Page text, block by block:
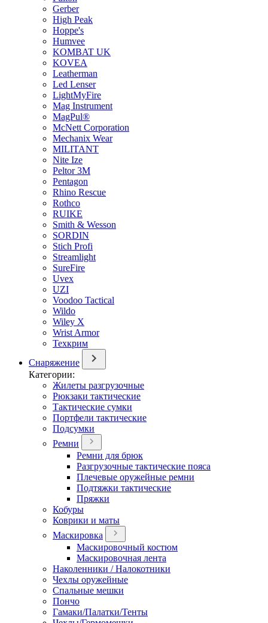
Gerber
High Peak
Hoppe's
Humvee
KOMBAT UK
KOVEA
Leatherman
Led Lenser
LightMyFire
Mag Instrument
MagPul®
McNett Corporation
Mechanix Wear
MILITANT
Nite Ize
Peltor 3M
Pentagon
Rhino Rescue
Rothco
RUIKE
Smith & Wesson
SORDIN
Stich Profi
Streamlight
SureFire
Uvex
UZI
Voodoo Tactical
Wildo
Wiley X
Wrist Armor
Техкрим
Снаряжение
Категории:
Жилеты разгрузочные
Рюкзаки тактические
Тактические сумки
Портфели тактические
Подсумки
Ремни
Ремни для брюк
Разгрузочные тактические пояса
Плечевые оружейные ремни
Подтяжки тактические
Пряжки
Кобуры
Коврики и маты
Маскировка
Маскировочный костюм
Маскировочная лента
Наколенники / Налокотники
Чехлы оружейные
Спальные мешки
Пончо
Гамаки/Палатки/Тенты